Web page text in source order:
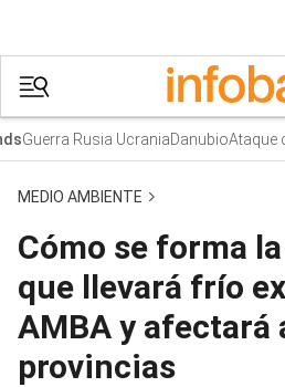
Guerra Rusia UcraniaDanubioAtaque
MEDIO AMBIENTE
Cómo se forma
que llevará frío
AMBA y afectará
provincias